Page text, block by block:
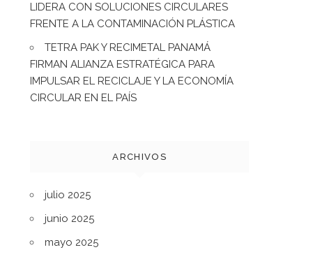
LIDERA CON SOLUCIONES CIRCULARES
FRENTE A LA CONTAMINACIÓN PLÁSTICA
TETRA PAK Y RECIMETAL PANAMÁ
FIRMAN ALIANZA ESTRATÉGICA PARA
IMPULSAR EL RECICLAJE Y LA ECONOMÍA
CIRCULAR EN EL PAÍS
ARCHIVOS
julio 2025
junio 2025
mayo 2025